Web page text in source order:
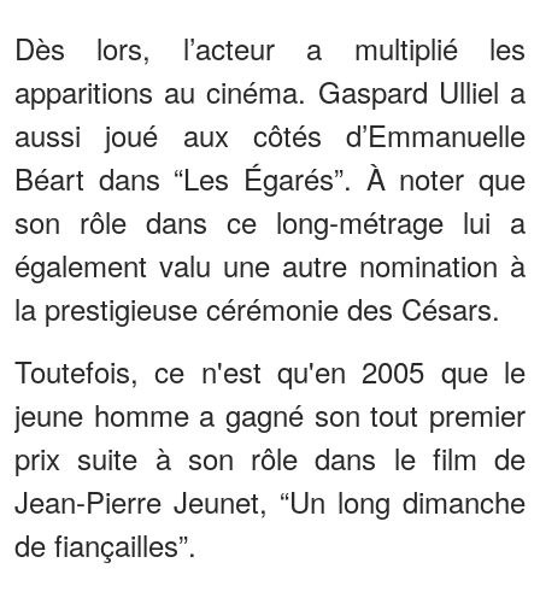
Dès lors, l’acteur a multiplié les
apparitions au cinéma. Gaspard Ulliel a
aussi joué aux côtés d’Emmanuelle
Béart dans “Les Égarés”. À noter que
son rôle dans ce long-métrage lui a
également valu une autre nomination à
la prestigieuse cérémonie des Césars.
Toutefois, ce n'est qu'en 2005 que le
jeune homme a gagné son tout premier
prix suite à son rôle dans le film de
Jean-Pierre Jeunet, “Un long dimanche
de fiançailles”.